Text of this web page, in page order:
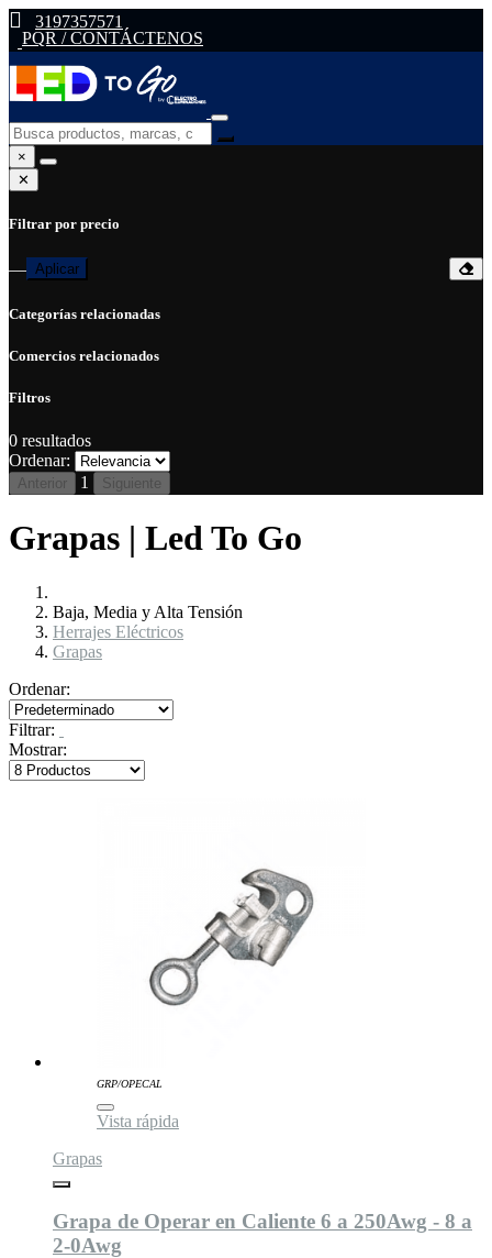
3197357571
PQR / CONTÁCTENOS
×
✕
Filtrar por precio
— Aplicar
Categorías relacionadas
Comercios relacionados
Filtros
0 resultados
Ordenar:
Anterior 1 Siguiente
Grapas | Led To Go
Baja, Media y Alta Tensión
Herrajes Eléctricos
Grapas
Ordenar:
Filtrar:
Mostrar:
GRP/OPECAL
Vista rápida
Grapas
Grapa de Operar en Caliente 6 a 250Awg - 8 a
2-0Awg